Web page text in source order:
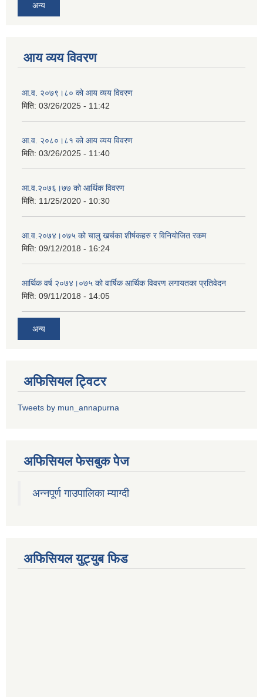
अन्य
आय व्यय विवरण
आ.व. २०७९।८० को आय व्यय विवरण
मिति: 03/26/2025 - 11:42
आ.व. २०८०।८१ को आय व्यय विवरण
मिति: 03/26/2025 - 11:40
आ.व.२०७६।७७ को आर्थिक विवरण
मिति: 11/25/2020 - 10:30
आ.व.२०७४।०७५ को चालु खर्चका शीर्षकहरु र विनियोजित रकम
मिति: 09/12/2018 - 16:24
आर्थिक वर्ष २०७४।०७५ को वार्षिक आर्थिक विवरण लगायतका प्रतिवेदन
मिति: 09/11/2018 - 14:05
अन्य
अफिसियल ट्विटर
Tweets by mun_annapurna
अफिसियल फेसबुक पेज
अन्नपूर्ण गाउपालिका म्याग्दी
अफिसियल युट्युब फिड